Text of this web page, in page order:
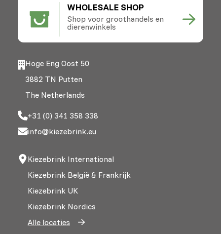
WHOLESALE SHOP
Shop voor groothandels en
dierenwinkels
Hoge Eng Oost 50
3882 TN Putten
The Netherlands
+31 (0) 341 358 338
info@kiezebrink.eu
Kiezebrink International
Kiezebrink België & Frankrijk
Kiezebrink UK
Kiezebrink Nordics
Alle locaties